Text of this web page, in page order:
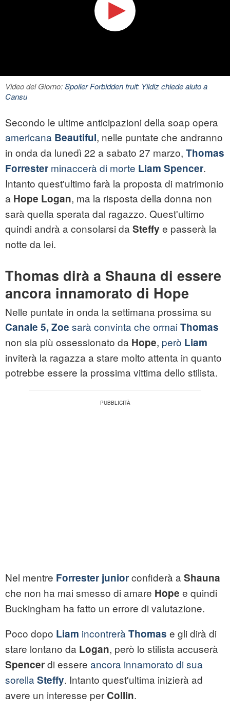
Video del Giorno:Spoiler Forbidden fruit: Yildiz chiede aiuto a
Cansu
Secondo le ultime anticipazioni della soap opera
americana Beautiful, nelle puntate che andranno
in onda da lunedì 22 a sabato 27 marzo, Thomas
Forrester minaccerà di morte Liam Spencer.
Intanto quest'ultimo farà la proposta di matrimonio
a Hope Logan, ma la risposta della donna non
sarà quella sperata dal ragazzo. Quest'ultimo
quindi andrà a consolarsi da Steffy e passerà la
notte da lei.
Thomas dirà a Shauna di essere
ancora innamorato di Hope
Nelle puntate in onda la settimana prossima su
Canale 5, Zoe sarà convinta che ormaiThomas
non sia più ossessionato da Hope, però Liam
inviterà la ragazza a stare molto attenta in quanto
potrebbe essere la prossima vittima dello stilista.
Nel mentre Forrester juniorconfiderà a Shauna
che non ha mai smesso di amare Hope e quindi
Buckingham ha fatto un errore di valutazione.
Poco dopo Liam incontrerà Thomas e gli dirà di
stare lontano da Logan, però lo stilista accuserà
Spencerdi essere ancora innamorato di sua
sorella Steffy. Intanto quest'ultima inizierà ad
avere un interesse per Collin.